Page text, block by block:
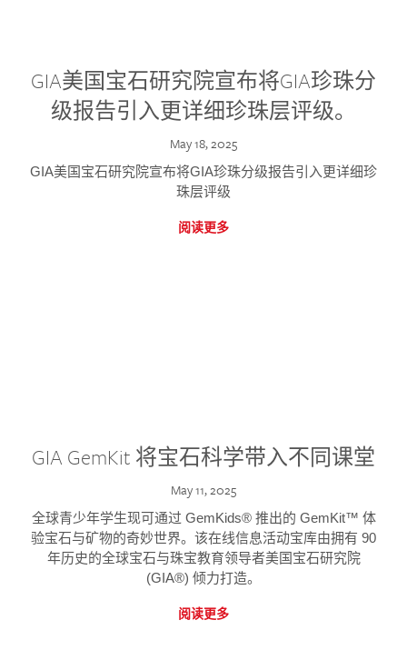
GIA美国宝石研究院宣布将GIA珍珠分
级报告引入更详细珍珠层评级。
May 18, 2025
GIA美国宝石研究院宣布将GIA珍珠分级报告引入更详细珍
珠层评级
阅读更多
GIA GemKit 将宝石科学带入不同课堂
May 11, 2025
全球青少年学生现可通过 GemKids® 推出的 GemKit™ 体
验宝石与矿物的奇妙世界。该在线信息活动宝库由拥有 90
年历史的全球宝石与珠宝教育领导者美国宝石研究院
(GIA®) 倾力打造。
阅读更多